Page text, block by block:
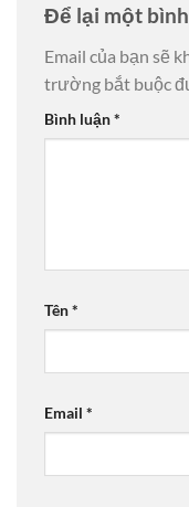
Để lại một
Email của bạn sẽ
trường bắt buộc
Bình luận*
Tên*
Email *